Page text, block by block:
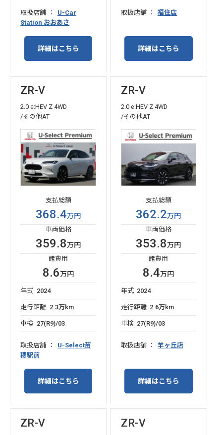
取扱店舗
U-Car
Station おおあさ
詳細はこちら
取扱店舗 福住店
詳細はこちら
ZR-V
2.0 e:HEV Z 4WD
/その他AT
支払総額
368.4万円
車両価格
359.8万円
諸費用
8.6万円
年式 2024
走行距離 2.3万km
車検 27(R9)/03
取扱店舗
U-Select苗
穂駅前
詳細はこちら
ZR-V
2.0 e:HEV Z 4WD
/その他AT
支払総額
362.2万円
車両価格
353.8万円
諸費用
8.4万円
年式 2024
走行距離 2.6万km
車検 27(R9)/03
取扱店舗 羊ヶ丘店
詳細はこちら
ZR-V ZR-V